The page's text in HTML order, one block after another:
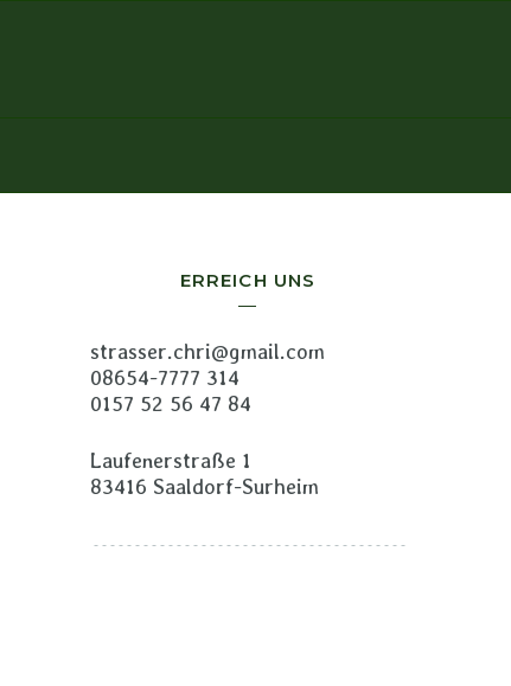
ERREICH UNS
strasser.chri@gmail.com
08654-7777 314
0157 52 56 47 84
Laufenerstraße 1
83416 Saaldorf-Surheim